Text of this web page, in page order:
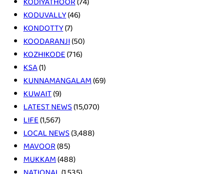
KODUVALLY(46)
KONDOTTY(7)
KOODARANJI (50)
KOZHIKODE (716)
KSA(1)
KUNNAMANGALAM (69)
KUWAIT(9)
LATEST NEWS (15,070)
LIFE (1,567)
LOCAL NEWS (3,488)
MAVOOR(85)
MUKKAM (488)